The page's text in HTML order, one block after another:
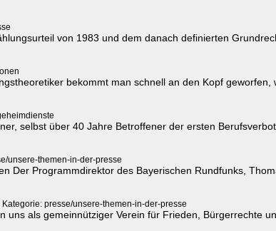
von 1983 und dem danach definierten
bekommt man schnell an den Kopf
selbst über 40 Jahre Betroffener der ersten
unsere-themen-in-der-presse
Der Programmdirektor des Bayerischen Rundfunks,
Kategorie: presse/unsere-themen-in-der-presse
uns als gemeinnütziger Verein für Frieden, Bürgerrechte